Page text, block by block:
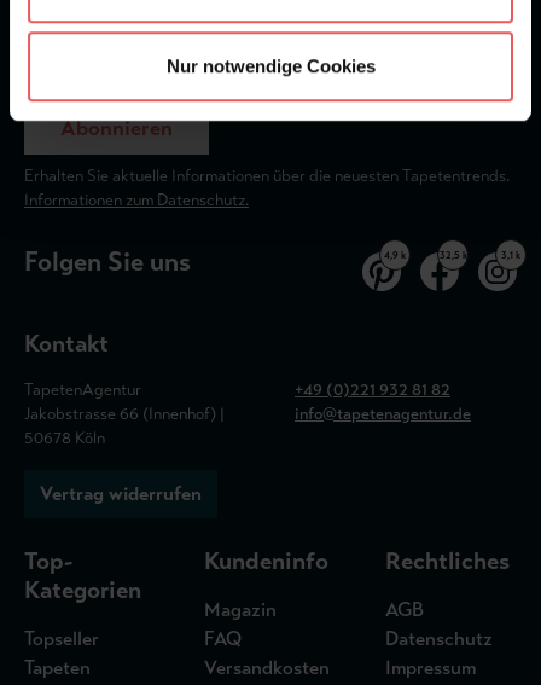
Nur notwendige Cookies
Abonnieren
Erhalten Sie aktuelle Informationen über die neuesten Tapetentrends.
Informationen zum Datenschutz.
Folgen Sie uns 4,9 k 32,5 k 3,1 k
Kontakt
TapetenAgentur
Jakobstrasse 66 (Innenhof) |
50678 Köln
+49 (0)221 932 81 82
info@tapetenagentur.de
Vertrag widerrufen
Top-
Kategorien
Topseller
Tapeten
Kundeninfo
Magazin
FAQ
Versandkosten
Rechtliches
AGB
Datenschutz
Impressum